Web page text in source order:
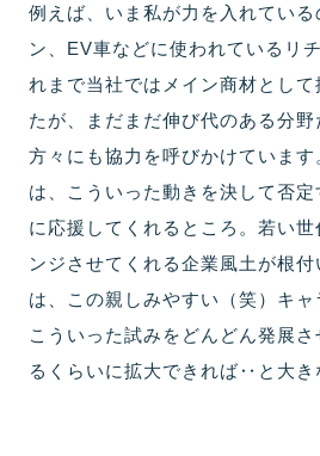
例えば、いま私が力を入れている
ン、EV車などに使われているリ
れまで当社ではメイン商材とし
たが、まだまだ伸び代のある分
方々にも協力を呼びかけていま
は、こういった動きを決して否
に応援してくれるところ。若い
ンジさせてくれる企業風土が根
は、この親しみやすい（笑）キャ
こういった試みをどんどん発展
るくらいに拡大できれば‥と大き